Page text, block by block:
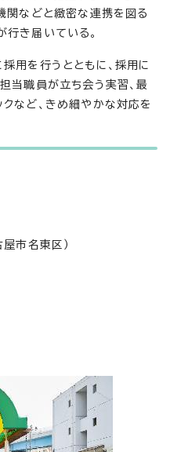
関などと緻密な連携を図る
き届いている。
用を行うとともに、採用に
当職員が立ち会う実習、最
など、きめ細やかな対応を
屋市名東区）